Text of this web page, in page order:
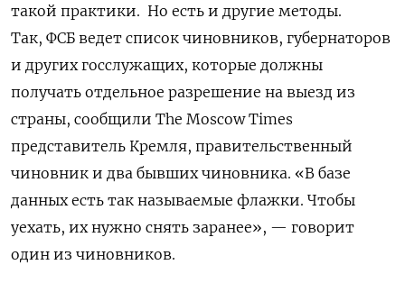
такой практики. Но есть и другие методы.
Так, ФСБ ведет список чиновников, губернаторов
и других госслужащих, которые должны
получать отдельное разрешение на выезд из
страны, сообщили The Moscow Times
представитель Кремля, правительственный
чиновник и два бывших чиновника. «В базе
данных есть так называемые флажки. Чтобы
уехать, их нужно снять заранее», — говорит
один из чиновников.